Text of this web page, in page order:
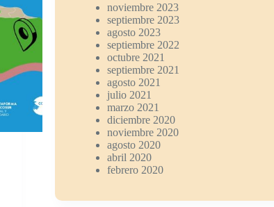
noviembre 2023
septiembre 2023
agosto 2023
septiembre 2022
octubre 2021
septiembre 2021
agosto 2021
julio 2021
marzo 2021
diciembre 2020
noviembre 2020
agosto 2020
abril 2020
febrero 2020